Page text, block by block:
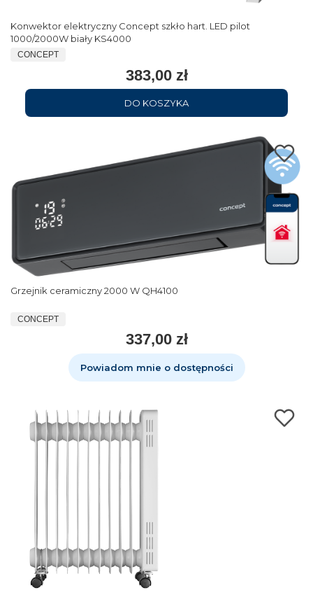
Konwektor elektryczny Concept szkło hart. LED pilot
1000/2000W biały KS4000
CONCEPT
383,00 zł
DO KOSZYKA
Grzejnik ceramiczny 2000 W QH4100
CONCEPT
337,00 zł
Powiadom mnie o dostępności